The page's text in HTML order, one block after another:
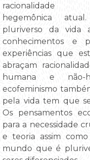
racionalidade
hegemônica
pluriverso da vida
conhecimentos e
experiências que
abraçam
humana e não-
ecofeminismo
pela vida tem que
Os pensamentos
para a necessidade
e teoria assim
mundo que é